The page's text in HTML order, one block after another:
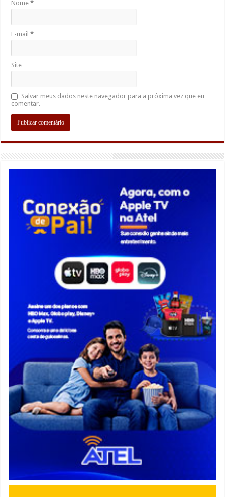
Nome*
E-mail*
Site
Salvar meus dados neste navegador para a próxima vez que eu
comentar.